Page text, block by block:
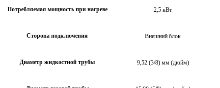
Потребляемая мощность при нагреве 2,5 кВт
Сторона подключения Внешний блок
Диаметр жидкостной трубы 9,52 (3/8) мм (дюйм)